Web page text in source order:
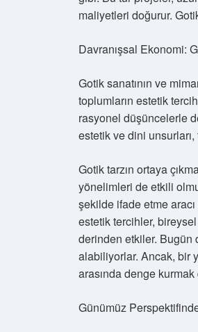
maliyetleri doğurur.
Davranışsal Ekonomi:
Gotik sanatının ve
toplumların estetik
rasyonel düşüncelerle
estetik ve dini
Gotik tarzın ortaya
yönelimleri de etkili
şekilde ifade etme
estetik tercihler,
derinden etkiler. Bugün
alabiliyorlar. Ancak, bir
arasında denge
Günümüz